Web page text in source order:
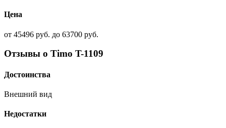
Цена
от 45496 руб. до 63700 руб.
Отзывы о Timo T-1109
Достоинства
Внешний вид
Недостатки